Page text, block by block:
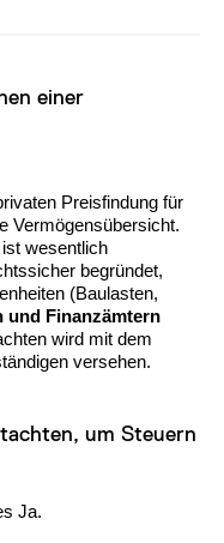
einer
Preisfindung für
Vermögensübersicht.
wesentlich
begründet,
(Baulasten,
und Finanzämtern
wird mit dem
versehen.
um Steuern
Ja.